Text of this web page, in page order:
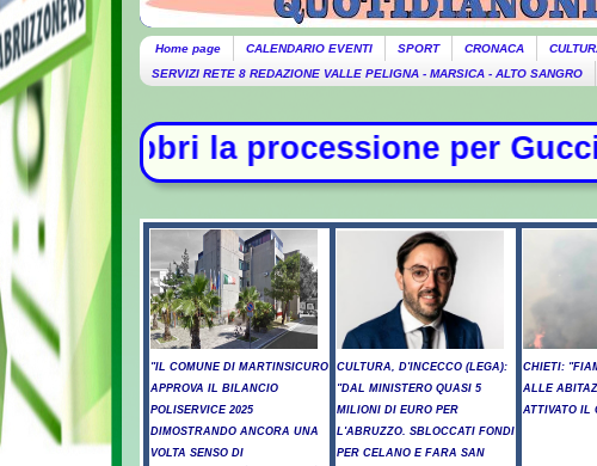
Home page CALENDARIO EVENTI SPORT CRONACA
SERVIZI RETE 8 REDAZIONE VALLE PELIGNA - MARSICA - ALTO SANGRO
per Guccini. Domani
"IL COMUNE DI MARTINSICURO
APPROVA IL BILANCIO
POLISERVICE 2025
DIMOSTRANDO ANCORA UNA
VOLTA SENSO DI
CULTURA, D'INCECCO (LEGA):
"DAL MINISTERO QUASI 5
MILIONI DI EURO PER
L'ABRUZZO. SBLOCCATI FONDI
PER CELANO E FARA SAN
CHIETI:
ALLE
ATTIVATO IL